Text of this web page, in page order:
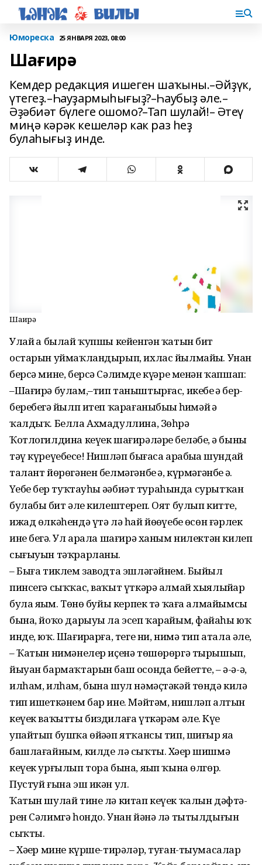
Юмореска 25 ЯНВАРЯ 2023, 08:00
Шағирә
Кемдер редакция ишеген шаҡыны.–Әйҙүк,
үтегеҙ.–Һауҙармыһығыҙ?–Һаубыҙ әле.–
Әҙәбиәт бүлеге ошомо?–Тап шулай!– Әтеү
миңә кәрәк кешеләр как раз һеҙ
булаһығыҙ инде.
Шағирә
Улай ҙа былай ҡупшы кейенгән ҡатын бит
остарын уймаҡ­лан­ды­рып, ихлас йылмайҙы. Унан
берсә мине, берсә Сәлимде күҙҙәре менән ҡапшап:
–Шағирә булам,–тип таны­ш­тыр­ғас, икебеҙ ҙә бер-
беребеҙ­гә йылп итеп ҡарағаныбыҙҙы һиҙмәй ҙә
ҡалдыҡ. Белла Ахмадуллина, Зөһрә
Ҡотлогилди­на кеүек шағирәләрҙе беләбеҙ, ә быны
тәү кү­реүебеҙ­се! Нишләп бығаса арабыҙҙа шундай
талант йөрөгәнен белмәгәнбеҙ ҙә, күрмәгәнбеҙ ҙә.
Үҙебеҙ бер туҡ­тауһыҙ әҙәбиәт тураһында сурыт­ҡан
булабыҙ бит әле килештереп. Оят булып китте,
ижад өл­кә­һендә үтә лә һай йөҙөүебеҙ өсөн ғәрлек
ине беҙгә. Ул арала шағирә ханым нилектән килеп
сығыуын тәҡрарланы.
– Быға тиклем заводта эшлә­гәйнем. Быйыл
пинсегә сыҡҡас, ваҡыт үткәрә алмай хыялыйҙар
була яҙҙым. Төнө буйы керпек тә ҡаға алмайымсы
бына, йоҡо дарыуы ла эсеп ҡарайым, фай­ҙаһы юҡ
инде, юҡ. Шағир­ҙарға, теге ни, нимә тип атала әле,
– Ҡатын нимәнелер иҫенә төшө­рөр­гә тырышып,
йыуан бармаҡ­тарын баш осонда бейетте, – ә-ә-ә,
илһам, илһам, бына шул нәмәҫтәкәй төндә килә
тип ишет­кәнем бар ине. Мәйтәм, нишләп алтын
кеүек ваҡытты биздилаға үткәрәм әле. Күҙҙе
упайтып бушҡа өйәҙәп ятҡансы тип, шиғыр яҙа
башлағайным, килде лә сыҡты. Хәҙер шишмә
кеүек урғылып тора бына, яҙып ҡына өлгөр.
Пустуй ғына эш икән ул.
Ҡатын шулай тине лә китап кеүек ҡалын дәфтә­
рен Сәлимгә һондо. Унан йәнә лә тытылдығын
сыҡ­ты.
– Хәҙер мине күрше-тирәләр, туған-тыумасалар